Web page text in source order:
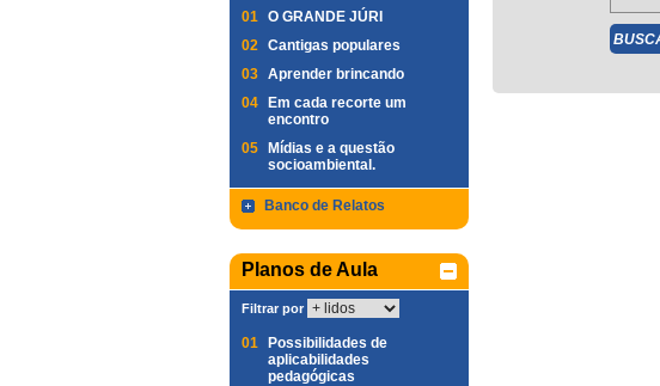
01 O GRANDE JÚRI
02 Cantigas populares
03 Aprender brincando
04
Em cada recorte um
encontro
05
Mídias e a questão
socioambiental.
Banco de Relatos
Planos de Aula
Filtrar por
01
Possibilidades de
aplicabilidades
pedagógicas